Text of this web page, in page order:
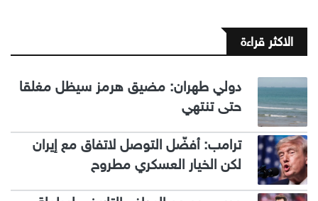
الاكثر قراءة
دولي طهران: مضيق هرمز سيظل مغلقا
حتى تنتهي
ترامب: أفضّل التوصل لاتفاق مع إيران
لكن الخيار العسكري مطروح